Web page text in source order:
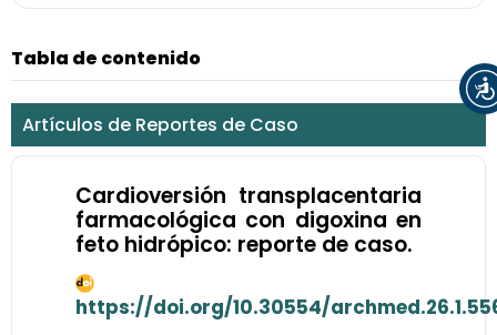
Tabla de contenido
Artículos de Reportes de Caso
Cardioversión transplacentaria
farmacológica con digoxina en
feto hidrópico: reporte de caso.
https://doi.org/10.30554/